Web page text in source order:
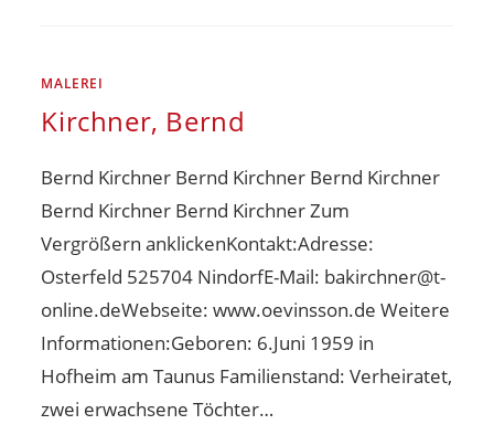
MALEREI
Kirchner, Bernd
Bernd Kirchner Bernd Kirchner Bernd Kirchner
Bernd Kirchner Bernd Kirchner Zum
Vergrößern anklickenKontakt:Adresse:
Osterfeld 525704 NindorfE-Mail: bakirchner@t-
online.deWebseite: www.oevinsson.de Weitere
Informationen:Geboren: 6.Juni 1959 in
Hofheim am Taunus Familienstand: Verheiratet,
zwei erwachsene Töchter…